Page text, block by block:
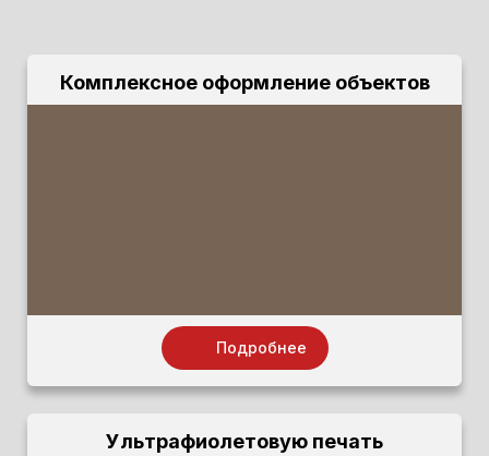
Комплексное оформление объектов
Подробнее
Ультрафиолетовую печать